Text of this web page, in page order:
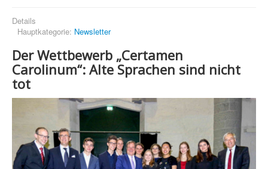
Details
Hauptkategorie: Newsletter
Der Wettbewerb „Certamen
Carolinum“: Alte Sprachen sind nicht
tot